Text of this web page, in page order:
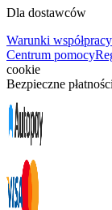
Dla dostawców
Warunki współpracy
Centrum pomocy
cookie
Bezpieczne